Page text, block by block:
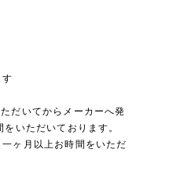
だいてからメーカーへ発
いただいております。
ヶ月以上お時間をいただ